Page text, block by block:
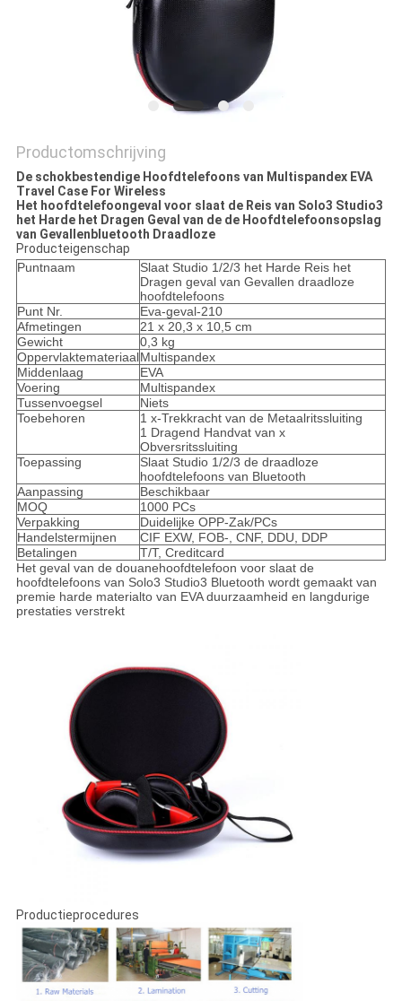
Productomschrijving
De schokbestendige Hoofdtelefoons van Multispandex EVA
Travel Case For Wireless
Het hoofdtelefoongeval voor slaat de Reis van Solo3 Studio3
het Harde het Dragen Geval van de de Hoofdtelefoonsopslag
van Gevallenbluetooth Draadloze
Producteigenschap
Puntnaam
Slaat Studio 1/2/3 het Harde Reis het
Dragen geval van Gevallen draadloze
hoofdtelefoons
Punt Nr.
Eva-geval-210
Afmetingen
21 x 20,3 x 10,5 cm
Gewicht
0,3 kg
OppervlaktemateriaalMultispandex
Middenlaag
EVA
Voering
Multispandex
Tussenvoegsel
Niets
Toebehoren
1 x-Trekkracht van de Metaalritssluiting
1 Dragend Handvat van x
Obversritssluiting
Toepassing
Slaat Studio 1/2/3 de draadloze
hoofdtelefoons van Bluetooth
Aanpassing
Beschikbaar
MOQ
1000 PCs
Verpakking
Duidelijke OPP-Zak/PCs
Handelstermijnen
CIF EXW, FOB-, CNF, DDU, DDP
Betalingen
T/T, Creditcard
Het geval van de douanehoofdtelefoon voor slaat de
hoofdtelefoons van Solo3 Studio3 Bluetooth wordt gemaakt van
premie harde materialto van EVA duurzaamheid en langdurige
prestaties verstrekt
Productieprocedures